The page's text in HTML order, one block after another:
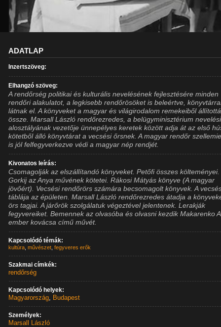
ADATLAP
Inzertszöveg:
Elhangzó szöveg:
A rendőrség politikai és kulturális nevelésének fejlesztésére minden
rendőri alakulatot, a legkisebb rendőrösöket is beleértve,
látnak el. A könyveket a magyar és világirodalom remekeiből
össze. Marsall László rendőrezredes, a belügyminisztérium nevelési
alosztályának vezetője ünnepélyes keretek között adja át az első
kötetből álló könyvtárat a vecsési őrsnek. A magyar rendőr
is jól felfegyverkezve védi a magyar nép rendjét.
Kivonatos leírás:
Csomagolják az elszállítandó könyveket. Petőfi összes költeményei.
Gorkij az Anya művének kötetei. Rákosi Mátyás könyve (A magyar
jövőért). Vecsési rendőrörs számára becsomagolt könyvek. A
táblája az épületen. Marsall László rendőrezredes átadja a
örs tagjai. A járőrök szolgálatuk végeztével jelentenek. Lerakják
fegyvereiket. Bemennek az olvasóba és olvasni kezdik Makarenko
ember kovácsa című művét.
Kapcsolódó témák:
kultúra ,művészet ,fegyveres erők
Szakmai címkék:
rendőrség
Kapcsolódó helyek:
Magyarország, Budapest
Személyek:
Marsall László